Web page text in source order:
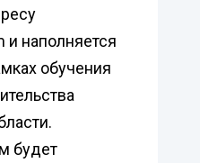
и наполняется
обучения
будет